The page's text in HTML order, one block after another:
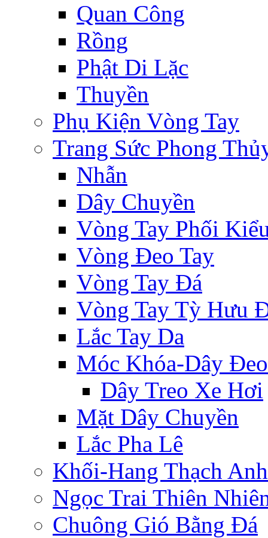
Quan Công
Rồng
Phật Di Lặc
Thuyền
Phụ Kiện Vòng Tay
Trang Sức Phong
Nhẫn
Dây Chuyền
Vòng Tay Phối
Vòng Đeo Tay
Vòng Tay Đá
Vòng Tay Tỳ Hưu
Lắc Tay Da
Móc Khóa-Dây Đeo
Dây Treo Xe Hơi
Mặt Dây Chuyền
Lắc Pha Lê
Khối-Hang Thạch Anh
Ngọc Trai Thiên
Chuông Gió Bằng Đá